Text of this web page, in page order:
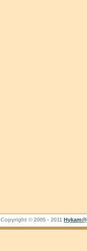
Copyright © 2005 - 2011